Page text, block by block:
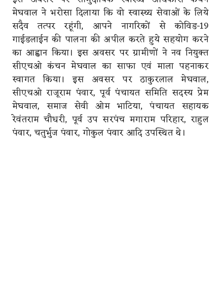
मेघवाल ने भरोसा दिलाया कि वो स्वास्थ्य सेवाओं के लिये
सदैव तत्पर रहूंगी, आपने नागरिकों से कोविड-19
गाईडलाईन की पालना की अपील करते हुये सहयोग करने
का आह्वान किया। इस अवसर पर ग्रामीणों ने नव नियुक्त
सीएचओ कंचन मेघवाल का साफा एवं माला पहनाकर
स्वागत किया। इस अवसर पर ठाकुरलाल मेघवाल,
सीएचओ राजूराम पंवार, पूर्व पंचायत समिति सदस्य प्रेम
मेघवाल, समाज सेवी ओम भाटिया, पंचायत सहायक
रेवंतराम चौधरी, पूर्व उप सरपंच मगाराम परिहार, राहुल
पंवार, चतुर्भुज पंवार, गोकुल पंवार आदि उपस्थित थे।